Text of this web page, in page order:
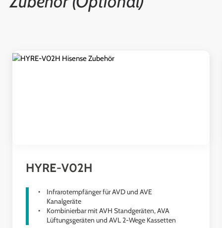
HYRE-V02H
Infrarotempfänger für AVD und AVE
Kanalgeräte
Kombinierbar mit AVH Standgeräten, AVA
Lüftungsgeräten und AVL 2-Wege Kassetten